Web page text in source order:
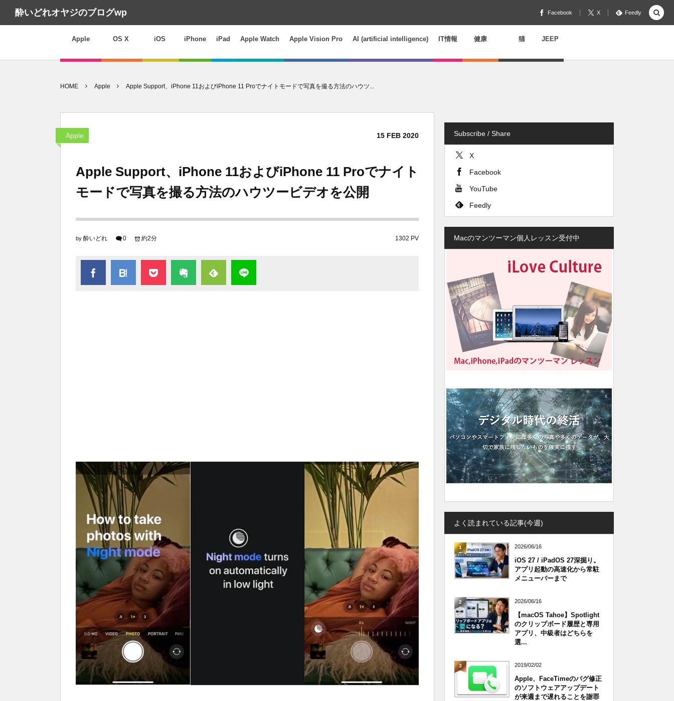
酔いどれオヤジのブログwp Facebook X Feedly
Apple OS X iOS iPhone iPad Apple Watch Apple Vision Pro AI (artificial intelligence) IT情報 健康 猫 JEEP
HOME Apple Apple Support、iPhone 11およびiPhone 11 Proでナイトモードで写真を撮る方法のハウツ...
Apple 15 FEB 2020
Apple Support、iPhone 11およびiPhone 11 Proでナイト
モードで写真を撮る方法のハウツービデオを公開
by 酔いどれ 0 1302 PV
約2分
Subscribe / Share
X
Facebook
YouTube
Feedly
Macのマンツーマン個人レッスン受付中
よく読まれている記事(今週)
1 2026/06/16
iOS 27 / iPadOS 27深掘り。
アプリ起動の高速化から常駐
メニューバーまで
2 2026/06/16
【macOS Tahoe】Spotlight
のクリップボード履歴と専用
アプリ、中級者はどちらを
選...
3 2019/02/02
Apple、FaceTimeのバグ修正
のソフトウェアアップデート
が来週まで遅れることを謝罪